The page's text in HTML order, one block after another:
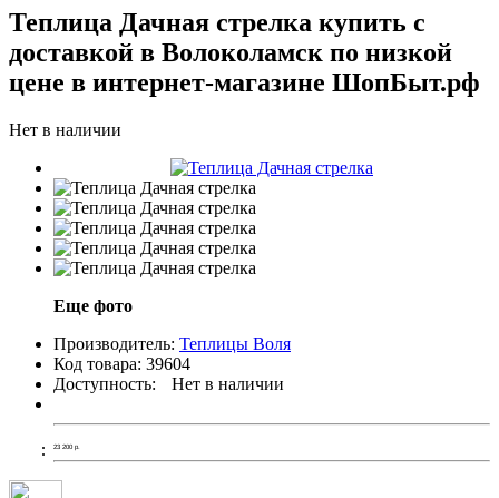
Теплица Дачная стрелка купить с
доставкой в Волоколамск по низкой
цене в интернет-магазине ШопБыт.рф
Нет в наличии
Еще фото
Производитель: Теплицы Воля
Код товара: 39604
Доступность:
Нет в наличии
23 200 р.